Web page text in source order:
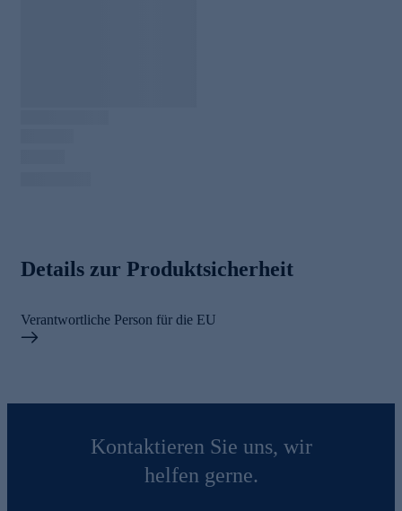
Details zur Produktsicherheit
Verantwortliche Person für die EU
Kontaktieren Sie uns, wir
helfen gerne.